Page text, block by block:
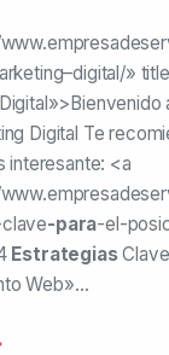
»
Digital Te
interesante: <a
-para-el-
EstrategiasClave
Web»…